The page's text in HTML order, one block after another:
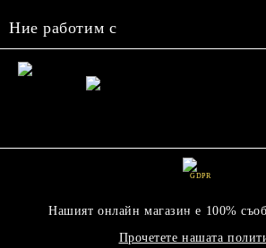
Ние работим с
GDPR
Нашият онлайн магазин е 100%
Прочетете нашата